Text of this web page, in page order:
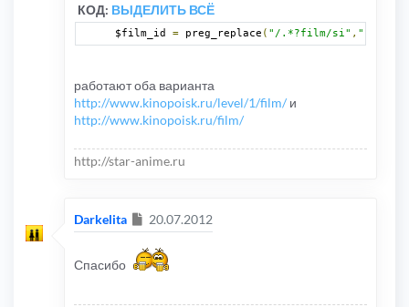
КОД: ВЫДЕЛИТЬ ВСЁ
$film_id = preg_replace ( "/.*?film/si" , ""
работают оба варианта
http://www.kinopoisk.ru/level/1/film/ и
http://www.kinopoisk.ru/film/
http://star-anime.ru
Darkelita Сообщение
20.07.2012
Спасибо